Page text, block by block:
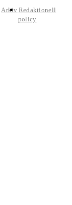
Arkiv Redaktionell
policy